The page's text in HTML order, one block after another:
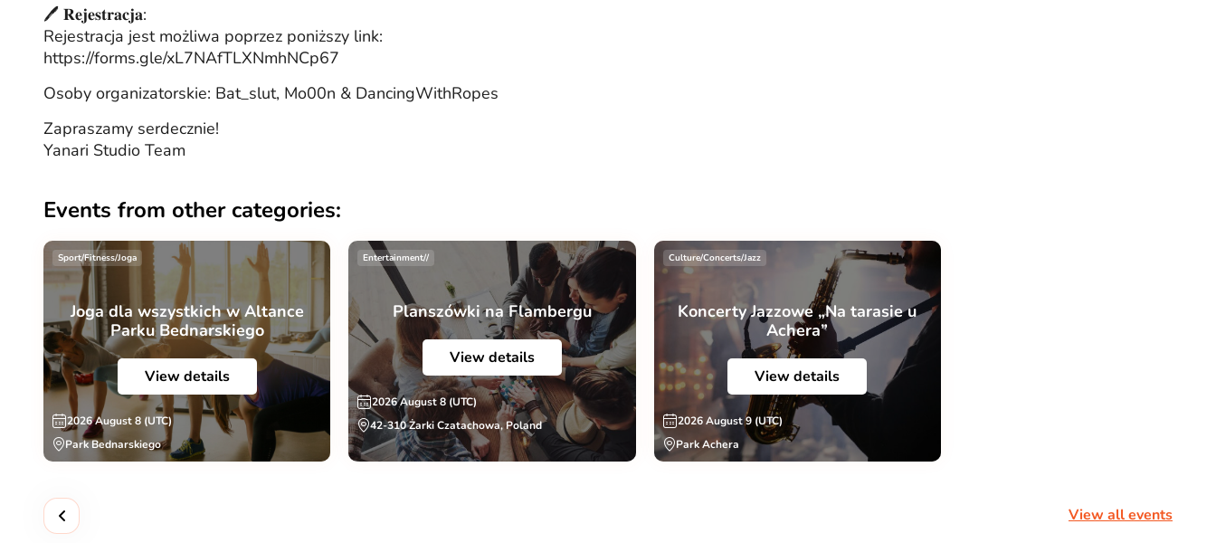
🖊️ 𝐑𝐞𝐣𝐞𝐬𝐭𝐫𝐚𝐜𝐣𝐚:
Rejestracja jest możliwa poprzez poniższy link:
https://forms.gle/xL7NAfTLXNmhNCp67
Osoby organizatorskie: Bat_slut, Mo00n & DancingWithRopes
Zapraszamy serdecznie!
Yanari Studio Team
Events from other categories:
Sport/Fitness/Joga
Joga dla wszystkich w Altance
Parku Bednarskiego
View details
2026 August 8 (UTC)
Park Bednarskiego
Entertainment//
Planszówki na Flambergu
View details
2026 August 8 (UTC)
42-310 Żarki Czatachowa, Poland
Culture/Concerts/Jazz
Koncerty Jazzowe „Na tarasie u
Achera”
View details
2026 August 9 (UTC)
Park Achera
View all events